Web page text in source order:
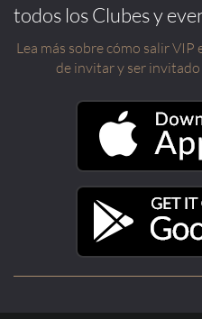
todos los Clubes y
Lea más sobre cómo salir
de invitar y ser invitado